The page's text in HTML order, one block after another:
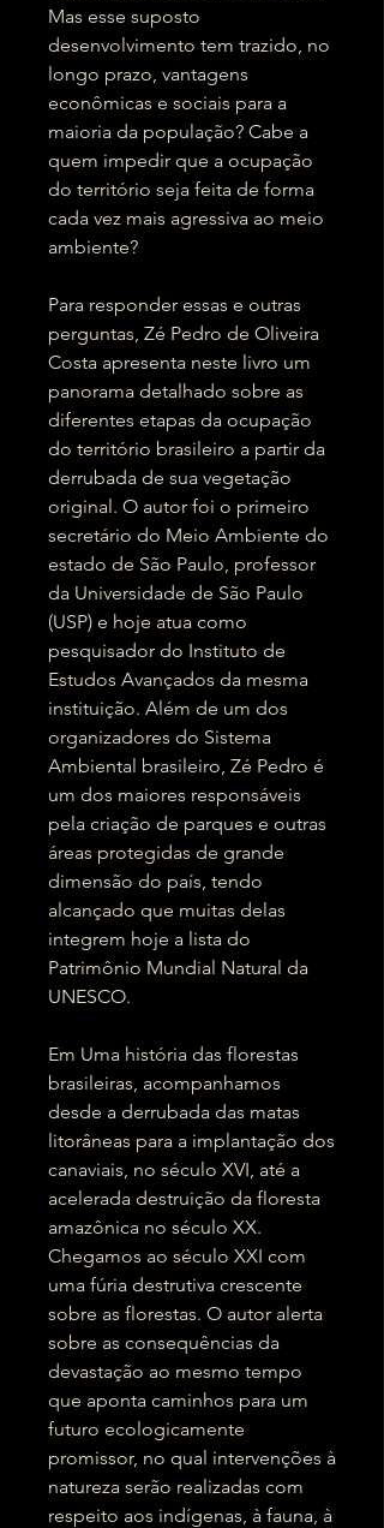
Mas esse suposto
desenvolvimento tem trazido, no
longo prazo, vantagens
econômicas e sociais para a
maioria da população? Cabe a
quem impedir que a ocupação
do território seja feita de forma
cada vez mais agressiva ao meio
ambiente?
Para responder essas e outras
perguntas, Zé Pedro de Oliveira
Costa apresenta neste livro um
panorama detalhado sobre as
diferentes etapas da ocupação
do território brasileiro a partir da
derrubada de sua vegetação
original. O autor foi o primeiro
secretário do Meio Ambiente do
estado de São Paulo, professor
da Universidade de São Paulo
(USP) e hoje atua como
pesquisador do Instituto de
Estudos Avançados da mesma
instituição. Além de um dos
organizadores do Sistema
Ambiental brasileiro, Zé Pedro é
um dos maiores responsáveis
pela criação de parques e outras
áreas protegidas de grande
dimensão do país, tendo
alcançado que muitas delas
integrem hoje a lista do
Patrimônio Mundial Natural da
UNESCO.
Em Uma história das florestas
brasileiras, acompanhamos
desde a derrubada das matas
litorâneas para a implantação dos
canaviais, no século XVI, até a
acelerada destruição da floresta
amazônica no século XX.
Chegamos ao século XXI com
uma fúria destrutiva crescente
sobre as florestas. O autor alerta
sobre as consequências da
devastação ao mesmo tempo
que aponta caminhos para um
futuro ecologicamente
promissor, no qual intervenções à
natureza serão realizadas com
respeito aos indígenas, à fauna, à